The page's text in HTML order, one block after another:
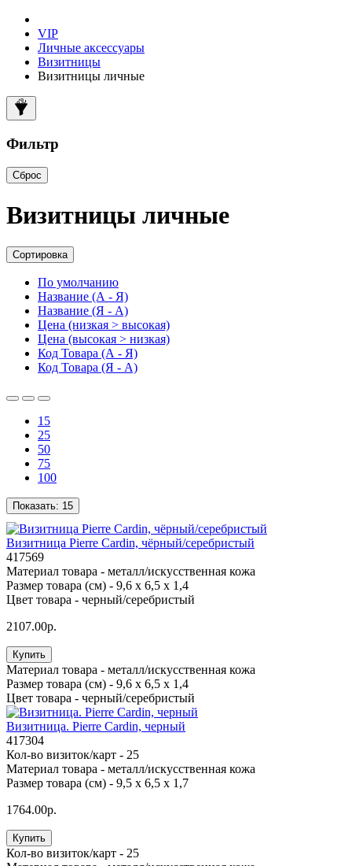
VIP
Личные аксессуары
Визитницы
Визитницы личные
Фильтр
Сброс
Визитницы личные
Сортировка
По умолчанию
Название (А - Я)
Название (Я - А)
Цена (низкая > высокая)
Цена (высокая > низкая)
Код Товара (А - Я)
Код Товара (Я - А)
15
25
50
75
100
Показать: 15
Визитница Pierre Cardin, чёрный/серебристый
417569
Материал товара - металл/искусственная кожа
Размер товара (см) - 9,6 х 6,5 х 1,4
Цвет товара - черный/серебристый
2107.00р.
Купить
Материал товара - металл/искусственная кожа
Размер товара (см) - 9,6 х 6,5 х 1,4
Цвет товара - черный/серебристый
Визитница. Pierre Cardin, черный
417304
Кол-во визиток/карт - 25
Материал товара - металл/искусственная кожа
Размер товара (см) - 9,5 х 6,5 х 1,7
1764.00р.
Купить
Кол-во визиток/карт - 25